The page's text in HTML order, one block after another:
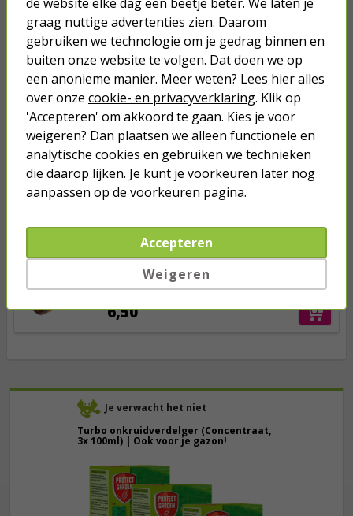
Je verwacht het niet
Turbo onkruidverdelger (Concentraat,
3x 100ml) | Ook voor je gazon!
Anderen kochten ook...
Besproeiingscomputer | Gardena |
3/4’’, 1’’ (Besproeiing tot 99 minuten,
Frequentie per 4 - 72 uur)
45,95
Watertimer | Gardena | 3/4’’, 1’’ (5 -
120 minuten)
Koppelstuk tuinslang | Gardena |
13 - 15 mm (Power-Grip)
6,50
graag nuttige advertenties zien. Daarom
gebruiken we technologie om je gedrag binnen en
buiten onze website te volgen. Dat doen we op
een anonieme manier. Meer weten? Lees hier alles
over onze cookie- en privacyverklaring. Klik op
'Accepteren' om akkoord te gaan. Kies je voor
weigeren? Dan plaatsen we alleen functionele en
analytische cookies en gebruiken we technieken
die daarop lijken. Je kunt je voorkeuren later nog
aanpassen op de voorkeuren pagina.
Accepteren
Weigeren